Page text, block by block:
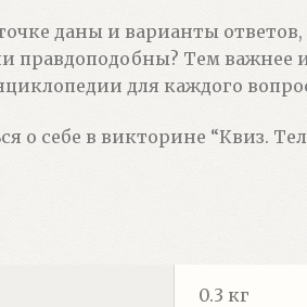
даны и варианты
правдоподобны? Тем важнее
для каждого
о себе в викторине “Квиз.
0.3 кг